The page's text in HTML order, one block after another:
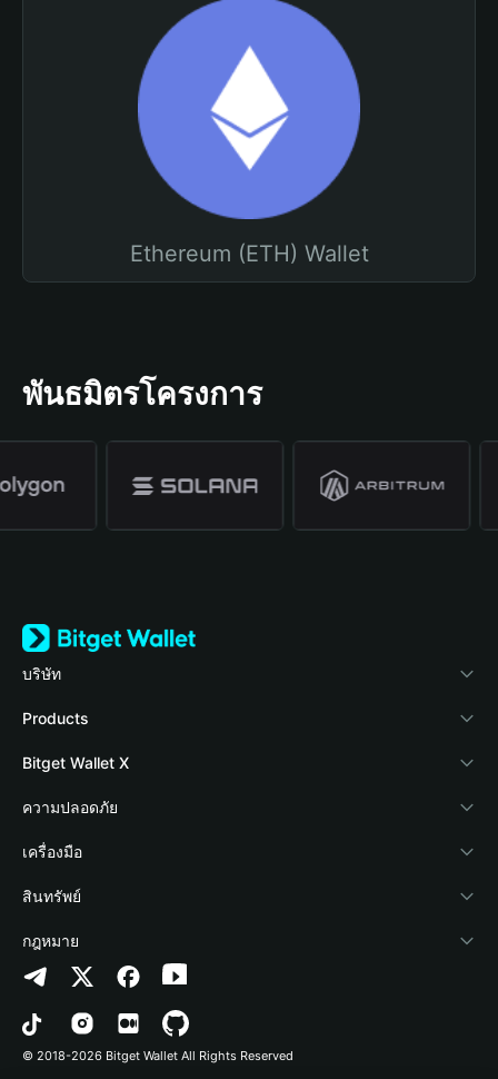
Ethereum (ETH) Wallet
พันธมิตรโครงการ
บริษัท
เกี่ยวกับ Bitget Wallet
Blog
Academy
ข่าวสารด้านคริปโต
ศูนย์ช่วยเหลือ
ติดต่อเรา
ทรัพยากรข้อมูลของแบรนด์
อาชีพ
Products
Crypto Card
Stablecoin Earn
Payfi Crypto
Crypto Swap API
Altcoin Season Index
Prediction Markets
DApp
Bitget Wallet X
นักพัฒนา
เชื่อมต่อ Wallet
Bitget Wallet Pay
ลิสต์โปรเจกต์
ความปลอดภัย
Protection Fund
เทคโนโลยีความปลอดภัย
เครื่องมือ
ซื้อคริปโต
การตรวจจับการอนุญาต
การตรวจจับสัญญา
การโอนเป็นชุด
สินทรัพย์
Arbitrum
Avalanche
Bitcoin
กฎหมาย
นโยบายความเป็นส่วนตัว
ข้อตกลงในการใช้บริการ
© 2018-2026 Bitget Wallet All Rights Reserved